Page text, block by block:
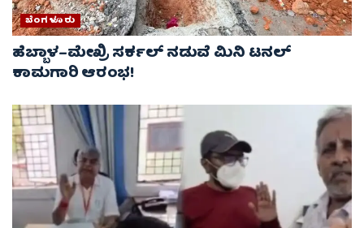
ಬೆಂಗಳೂರು
ಹೆಬ್ಬಾಳ–ಮೇಖ್ರಿ ಸರ್ಕಲ್ ನಡುವೆ ಮಿನಿ ಟನಲ್
ಕಾಮಗಾರಿ ಆರಂಭ!